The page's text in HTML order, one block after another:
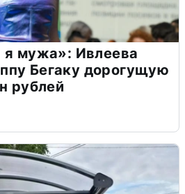
я мужа»: Ивлеева
Бегаку дорогущую
рублей